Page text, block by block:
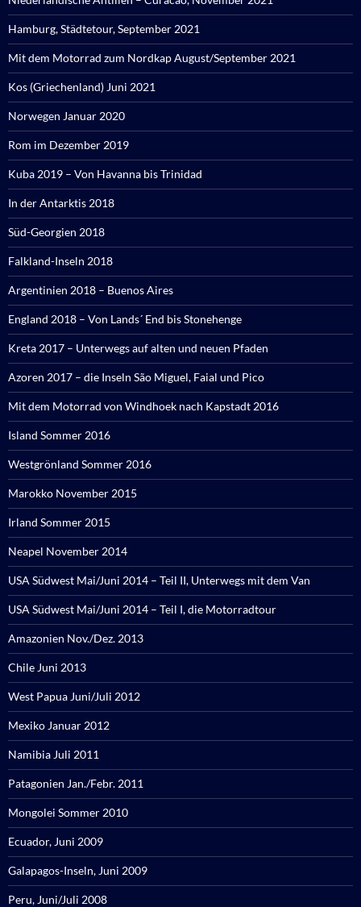
Hamburg, Städtetour, September 2021
Mit dem Motorrad zum Nordkap August/September 2021
Kos (Griechenland) Juni 2021
Norwegen Januar 2020
Rom im Dezember 2019
Kuba 2019 – Von Havanna bis Trinidad
In der Antarktis 2018
Süd-Georgien 2018
Falkland-Inseln 2018
Argentinien 2018 – Buenos Aires
England 2018 – Von Lands´ End bis Stonehenge
Kreta 2017 – Unterwegs auf alten und neuen Pfaden
Azoren 2017 – die Inseln São Miguel, Faial und Pico
Mit dem Motorrad von Windhoek nach Kapstadt 2016
Island Sommer 2016
Westgrönland Sommer 2016
Marokko November 2015
Irland Sommer 2015
Neapel November 2014
USA Südwest Mai/Juni 2014 – Teil II, Unterwegs mit dem Van
USA Südwest Mai/Juni 2014 – Teil I, die Motorradtour
Amazonien Nov./Dez. 2013
Chile Juni 2013
West Papua Juni/Juli 2012
Mexiko Januar 2012
Namibia Juli 2011
Patagonien Jan./Febr. 2011
Mongolei Sommer 2010
Ecuador, Juni 2009
Galapagos-Inseln, Juni 2009
Peru, Juni/Juli 2008